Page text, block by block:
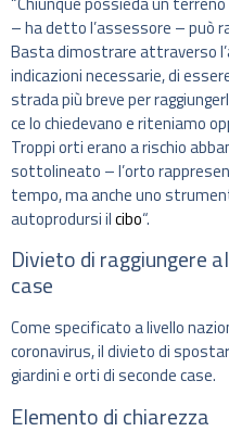
– ha detto l’assessore – può
Basta dimostrare attraverso
indicazioni necessarie, di
strada più breve per
ce lo chiedevano e riteniamo
Troppi orti erano a rischio
sottolineato – l’orto
tempo, ma anche uno
autoprodursi ilcibo“.
Divieto di raggiungere
case
Come specificato a livello
coronavirus, il divieto di
giardini e orti di seconde case.
Elemento di chiarezza